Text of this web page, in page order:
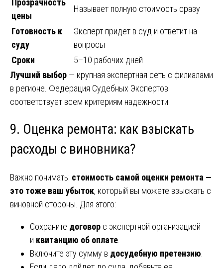
Прозрачность
цены
Называет полную стоимость сразу
Готовность к
суду
Эксперт придет в суд и ответит на
вопросы
Сроки
5–10 рабочих дней
Лучший выбор — крупная экспертная сеть с филиалами
в регионе. Федерация Судебных Экспертов
соответствует всем критериям надежности.
9. Оценка ремонта: как взыскать
расходы с виновника?
Важно понимать: стоимость самой оценки ремонта —
это тоже ваш убыток, который вы можете взыскать с
виновной стороны. Для этого:
Сохраните договор с экспертной организацией
и квитанцию об оплате
Включите эту сумму в досудебную претензию